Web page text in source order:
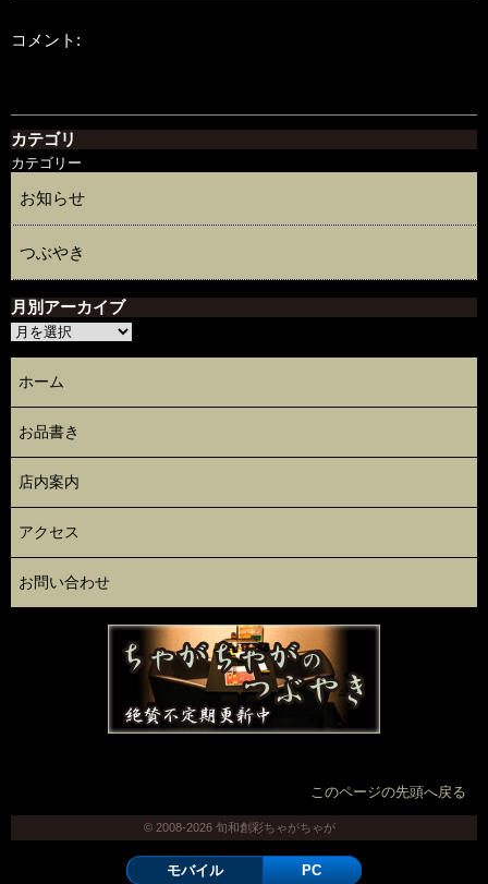
コメント:
カテゴリ
カテゴリー
お知らせ
つぶやき
月別アーカイブ
ホーム
お品書き
店内案内
アクセス
お問い合わせ
このページの先頭へ戻る
© 2008-2026 旬和創彩ちゃがちゃが
モバイル PC